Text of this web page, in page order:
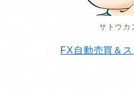
サトウカ
FX自動売買＆